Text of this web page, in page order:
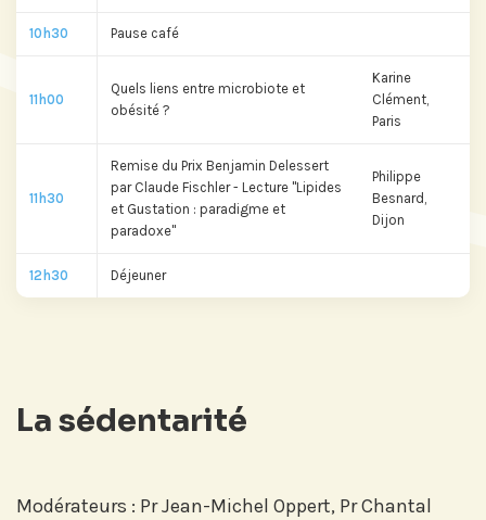
10h30 Pause café
11h00
Quels liens entre microbiote et
obésité ?
Karine
Clément,
Paris
11h30
Remise du Prix Benjamin Delessert
par Claude Fischler - Lecture "Lipides
et Gustation : paradigme et
paradoxe"
Philippe
Besnard,
Dijon
12h30 Déjeuner
La sédentarité
Modérateurs : Pr Jean-Michel Oppert, Pr Chantal